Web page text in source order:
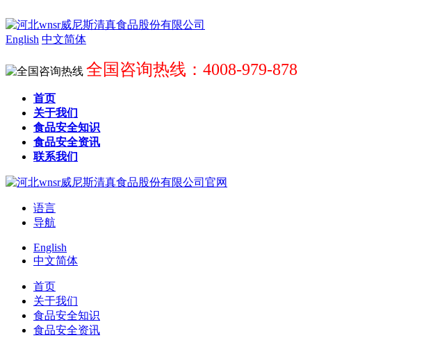
English 中文简体
全国咨询热线：4008-979-878
首页
关于我们
食品安全知识
食品安全资讯
联系我们
语言
导航
English
中文简体
首页
关于我们
食品安全知识
食品安全资讯